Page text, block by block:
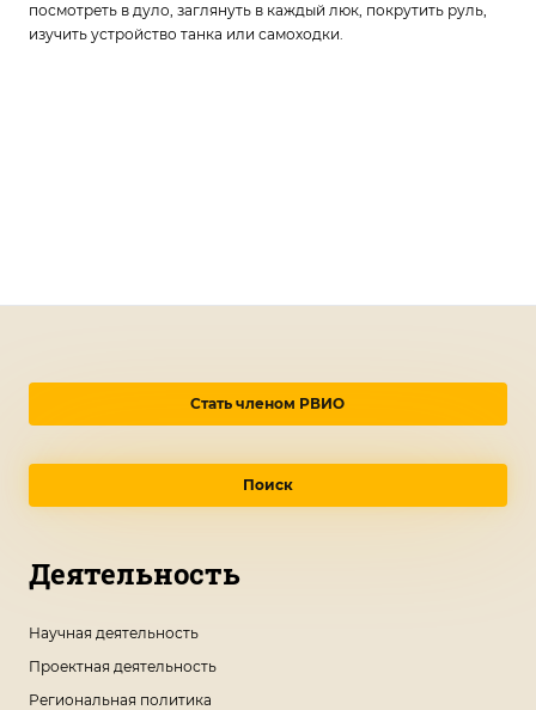
посмотреть в дуло, заглянуть в каждый люк, покрутить руль,
изучить устройство танка или самоходки.
Стать членом РВИО
Поиск
Деятельность
Научная деятельность
Проектная деятельность
Региональная политика